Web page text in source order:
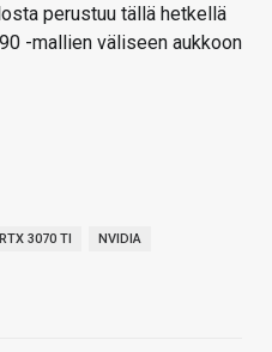
perustuu tällä hetkellä
-mallien väliseen aukkoon
3070 TI NVIDIA